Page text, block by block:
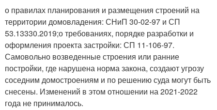
о правилах планирования и размещения строений на
территории домовладения: СНиП 30-02-97 и СП
53.13330.2019;о требованиях, порядке разработки и
оформления проекта застройки: СП 11-106-97.
Самовольно возведенные строения или ранние
постройки, где нарушена норма закона, создают угрозу
соседним домостроениям и по решению суда могут быть
снесены. Изменений в этом отношении на 2021-2022
года не принималось.